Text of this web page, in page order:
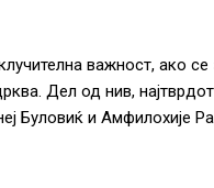
важност, ако се
Дел од нив,
Буловиќ и Амфилохије